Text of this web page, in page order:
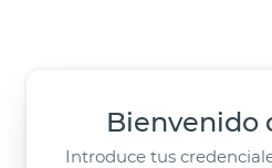
Bienvenido
Introduce tus